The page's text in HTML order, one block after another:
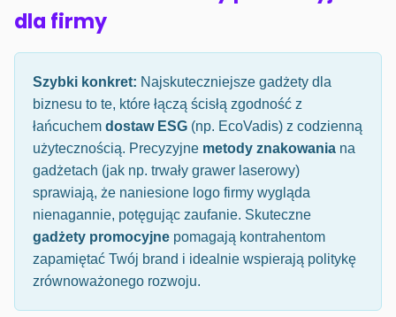
dla firmy
Szybki konkret: Najskuteczniejsze gadżety dla
biznesu to te, które łączą ścisłą zgodność z
łańcuchem dostaw ESG (np. EcoVadis) z codzienną
użytecznością. Precyzyjne metody znakowania na
gadżetach (jak np. trwały grawer laserowy)
sprawiają, że naniesione logo firmy wygląda
nienagannie, potęgując zaufanie. Skuteczne
gadżety promocyjne pomagają kontrahentom
zapamiętać Twój brand i idealnie wspierają politykę
zrównoważonego rozwoju.